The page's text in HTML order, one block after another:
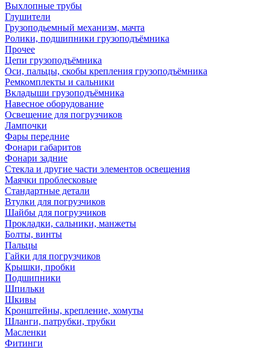
Выхлопные трубы
Глушители
Грузоподьемный механизм, мачта
Ролики, подшипники грузоподъёмника
Прочее
Цепи грузоподъёмника
Оси, пальцы, скобы крепления грузоподъёмника
Ремкомплекты и сальники
Вкладыши грузоподъёмника
Навесное оборудование
Освещение для погрузчиков
Лампочки
Фары передние
Фонари габаритов
Фонари задние
Стекла и другие части элементов освещения
Маячки проблесковые
Стандартные детали
Втулки для погрузчиков
Шайбы для погрузчиков
Прокладки, сальники, манжеты
Болты, винты
Пальцы
Гайки для погрузчиков
Крышки, пробки
Подшипники
Шпильки
Шкивы
Кронштейны, крепление, хомуты
Шланги, патрубки, трубки
Масленки
Фитинги